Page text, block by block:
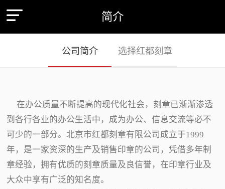
简介
公司简介 选择红都刻章
在办公质量不断提高的现代化社会，刻章已渐渐渗透
到各行各业的办公生活中，成为办公、信息交流等必不
可少的一部分。北京市红都刻章有限公司成立于1999
年，是一家资深的生产及销售印章的公司，凭借多年制
章经验，拥有优质的刻章质量及良信誉，在印章行业及
大众中享有广泛的知名度。